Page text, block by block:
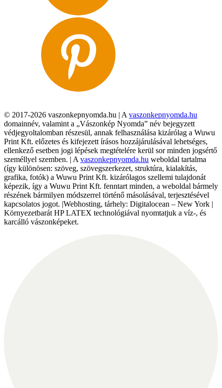
© 2017-2026 vaszonkepnyomda.hu | A vaszonkepnyomda.hu
domainnév, valamint a „Vászonkép Nyomda” név bejegyzett
védjegyoltalomban részesül, annak felhasználása kizárólag a Wuwu
Print Kft. előzetes és kifejezett írásos hozzájárulásával lehetséges,
ellenkező esetben jogi lépések megtételére kerül sor minden jogsértő
személlyel szemben. | A vaszonkepnyomda.hu weboldal tartalma
(így különösen: szöveg, szövegszerkezet, struktúra, kialakítás,
grafika, fotók) a Wuwu Print Kft. kizárólagos szellemi tulajdonát
képezik, így a Wuwu Print Kft. fenntart minden, a weboldal bármely
részének bármilyen módszerrel történő másolásával, terjesztésével
kapcsolatos jogot. |Webhosting, tárhely: Digitalocean – New York |
Környezetbarát HP LATEX technológiával nyomtatjuk a víz-, és
karcálló vászonképeket.